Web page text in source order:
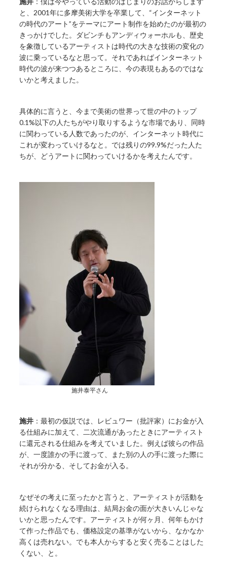
と、2001年に多摩美術大学を卒業して、“インターネット
の時代のアート”をテーマにアート制作を始めたのが最初の
きっかけでした。ダビンチもアンディウォーホルも、歴史
を象徴しているアーティストは時代の大きな技術の変化の
波に乗っているなと思って。それであればインターネット
時代の波が来つつあるところに、今の表現もあるのではな
いかと考えました。
具体的に言うと、今まで美術の世界って世の中のトップ
0.1%以下の人たちがやり取りするような市場であり、同時
に関わっている人数であったのが、インターネット時代に
これが変わっていけるなと。では残りの99.9%だった人た
ちが、どうアートに関わっていけるかを考えたんです。
施井泰平さん
施井 ：最初の仮説では、レビュワー（批評家）にお金が入
る仕組みに加えて、二次流通があったときにアーティスト
に還元される仕組みを考えていました。例えば彼らの作品
が、一度誰かの手に渡って、また別の人の手に渡った際に
それが分かる、そしてお金が入る。
なぜその考えに至ったかと言うと、アーティストが活動を
続けられなくなる理由は、結局お金の面が大きいんじゃな
いかと思ったんです。アーティストが何ヶ月、何年もかけ
て作った作品でも、価格設定の基準がないから、なかなか
高くは売れない。でも本人からすると安く売ることはした
くない、と。